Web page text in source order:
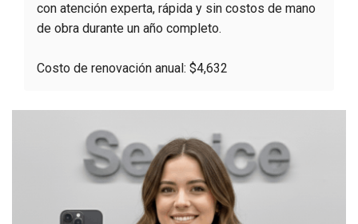
con atención experta, rápida y sin costos de mano
de obra durante un año completo.
Costo de renovación anual: $4,632